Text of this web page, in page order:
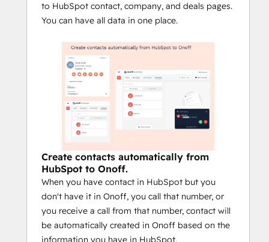
to HubSpot contact, company, and deals pages.
You can have all data in one place.
Create contacts automatically from
HubSpot to Onoff.
When you have contact in HubSpot but you
don't have it in Onoff, you call that number, or
you receive a call from that number, contact will
be automatically created in Onoff based on the
information you have in HubSpot.